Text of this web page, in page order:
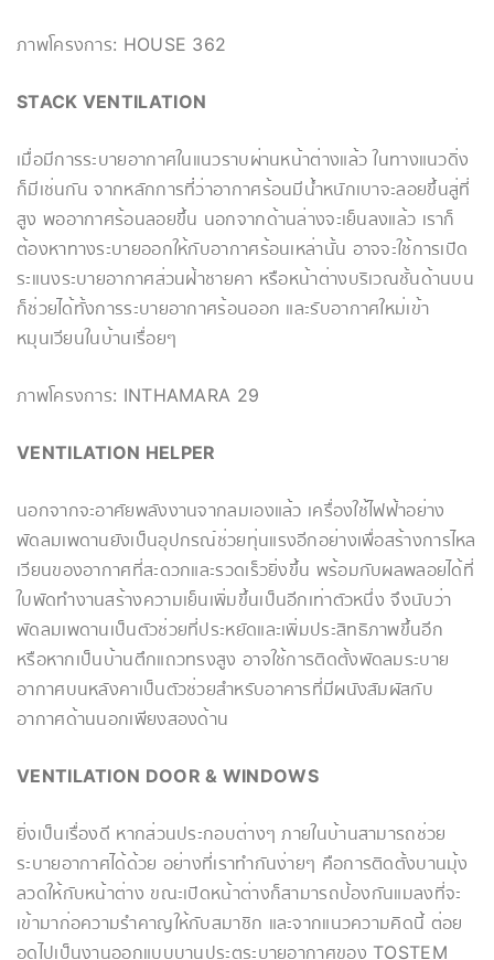
ภาพโครงการ: HOUSE 362
STACK VENTILATION
เมื่อมีการระบายอากาศในแนวราบผ่านหน้าต่างแล้ว ในทางแนวดิ่ง
ก็มีเช่นกัน จากหลักการที่่ว่าอากาศร้อนมีน้ำหนักเบาจะลอยขึ้นสู่ที่
สูง พออากาศร้อนลอยขึ้น นอกจากด้านล่างจะเย็นลงแล้ว เราก็
ต้องหาทางระบายออกให้กับอากาศร้อนเหล่านั้น อาจจะใช้การเปิด
ระแนงระบายอากาศส่วนฝ้าชายคา หรือหน้าต่างบริเวณชั้นด้านบน
ก็ช่วยได้ทั้งการระบายอากาศร้อนออก และรับอากาศใหม่เข้า
หมุนเวียนในบ้านเรื่อยๆ
ภาพโครงการ: INTHAMARA 29
VENTILATION HELPER
นอกจากจะอาศัยพลังงานจากลมเองแล้ว เครื่องใช้ไฟฟ้าอย่าง
พัดลมเพดานยังเป็นอุปกรณ์ช่วยทุ่นแรงอีกอย่างเพื่อสร้างการไหล
เวียนของอากาศที่สะดวกและรวดเร็วยิ่งขึ้น พร้อมกับผลพลอยได้ที่
ใบพัดทำงานสร้างความเย็นเพิ่มขึ้นเป็นอีกเท่าตัวหนึ่ง จึงนับว่า
พัดลมเพดานเป็นตัวช่วยที่ประหยัดและเพิ่มประสิทธิภาพขึ้นอีก
หรือหากเป็นบ้านตึกแถวทรงสูง อาจใช้การติดตั้งพัดลมระบาย
อากาศบนหลังคาเป็นตัวช่วยสำหรับอาคารที่มีผนังสัมผัสกับ
อากาศด้านนอกเพียงสองด้าน
VENTILATION DOOR & WINDOWS
ยิ่งเป็นเรื่องดี หากส่วนประกอบต่างๆ ภายในบ้านสามารถช่วย
ระบายอากาศได้ด้วย อย่างที่เราทำกันง่ายๆ คือการติดตั้งบานมุ้ง
ลวดให้กับหน้าต่าง ขณะเปิดหน้าต่างก็สามารถป้องกันแมลงที่จะ
เข้ามาก่อความรำคาญให้กับสมาชิก และจากแนวความคิดนี้ ต่อย
อดไปเป็นงานออกแบบบานประตูระบายอากาศของ TOSTEM